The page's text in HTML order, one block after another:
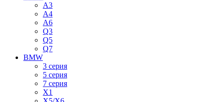
A3
A4
A6
Q3
Q5
Q7
BMW
3 серия
5 серия
7 серия
X1